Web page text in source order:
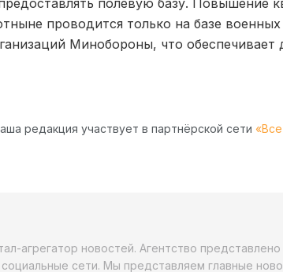
проводится только на базе
Минобороны, что обеспечивает
редакция участвует в партнёрской сети
агрегатор новостей. Агентство
сети. Мы представляем главные